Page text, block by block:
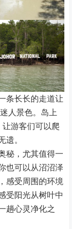
条长长的走道让
人景色。岛上
游客们可以爬
。
秘，尤其值得一
也可以从沼沼泽
感受周围的环境
受阳光从树叶中
趟心灵净化之